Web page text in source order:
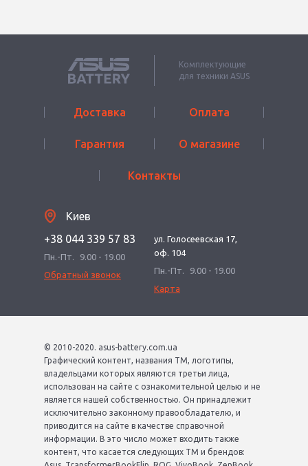
Комплектующие
для техники ASUS
Доставка Оплата
Гарантия О магазине
Контакты
Киев
+38 044 339 57 83
Пн.-Пт.
9.00 - 19.00
Обратный звонок
ул. Голосеевская 17,
оф. 104
Пн.-Пт.
9.00 - 19.00
Карта
© 2010-2020. asus-battery.com.ua
Графический контент, названия ТМ, логотипы,
владельцами которых являются третьи лица,
использован на сайте с ознакомительной целью и не
является нашей собственностью. Он принадлежит
исключительно законному правообладателю, и
приводится на сайте в качестве справочной
информации. В это число может входить также
контент, что касается следующих ТМ и брендов: